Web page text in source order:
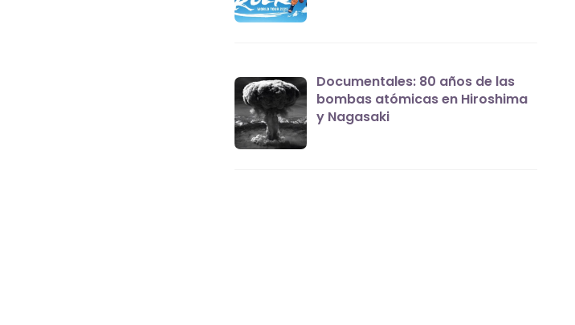
Documentales: 80 años de las
bombas atómicas en Hiroshima
y Nagasaki